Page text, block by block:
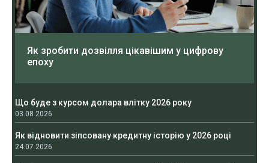
Як зробити дозвілля цікавішим у цифрову
епоху
Що буде з курсом долара влітку 2026 року
03.08.2026
Як відновити зіпсовану кредитну історію у 2026 році
24.07.2026